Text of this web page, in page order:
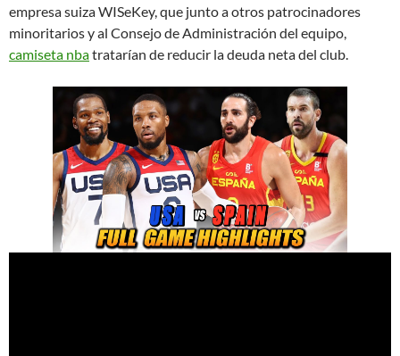
empresa suiza WISeKey, que junto a otros patrocinadores
minoritarios y al Consejo de Administración del equipo,
camiseta nbatratarían de reducir la deuda neta del club.